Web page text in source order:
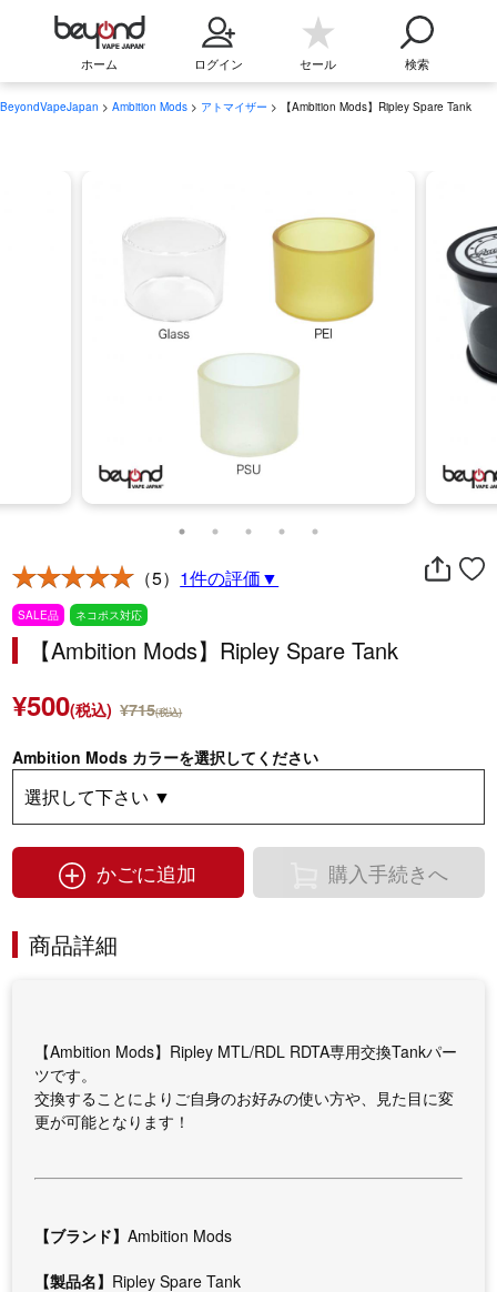
ホーム ログイン セール 検索
BeyondVapeJapan > Ambition Mods > アトマイザー > 【Ambition Mods】Ripley Spare Tank
（5） 1件の評価▼
SALE品 ネコポス対応
【Ambition Mods】Ripley Spare Tank
¥500(税込) ¥715(税込)
Ambition Mods カラーを選択してください
かごに追加 購入手続きへ
商品詳細
【Ambition Mods】Ripley MTL/RDL RDTA専用交換Tankパー
ツです。
交換することによりご自身のお好みの使い方や、見た目に変
更が可能となります！
【ブランド】Ambition Mods
【製品名】 Ripley Spare Tank